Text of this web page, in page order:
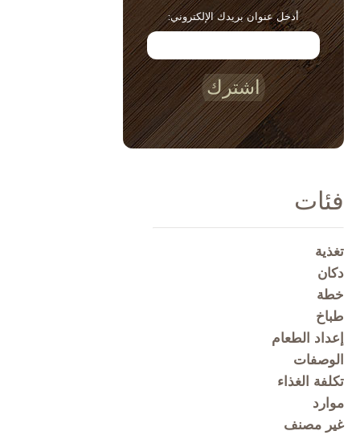
أدخل عنوان بريدك الإلكتروني:
اشترك
فئات
تغذية
دكان
خطة
طباخ
إعداد الطعام
الوصفات
تكلفة الغذاء
موارد
غير مصنف